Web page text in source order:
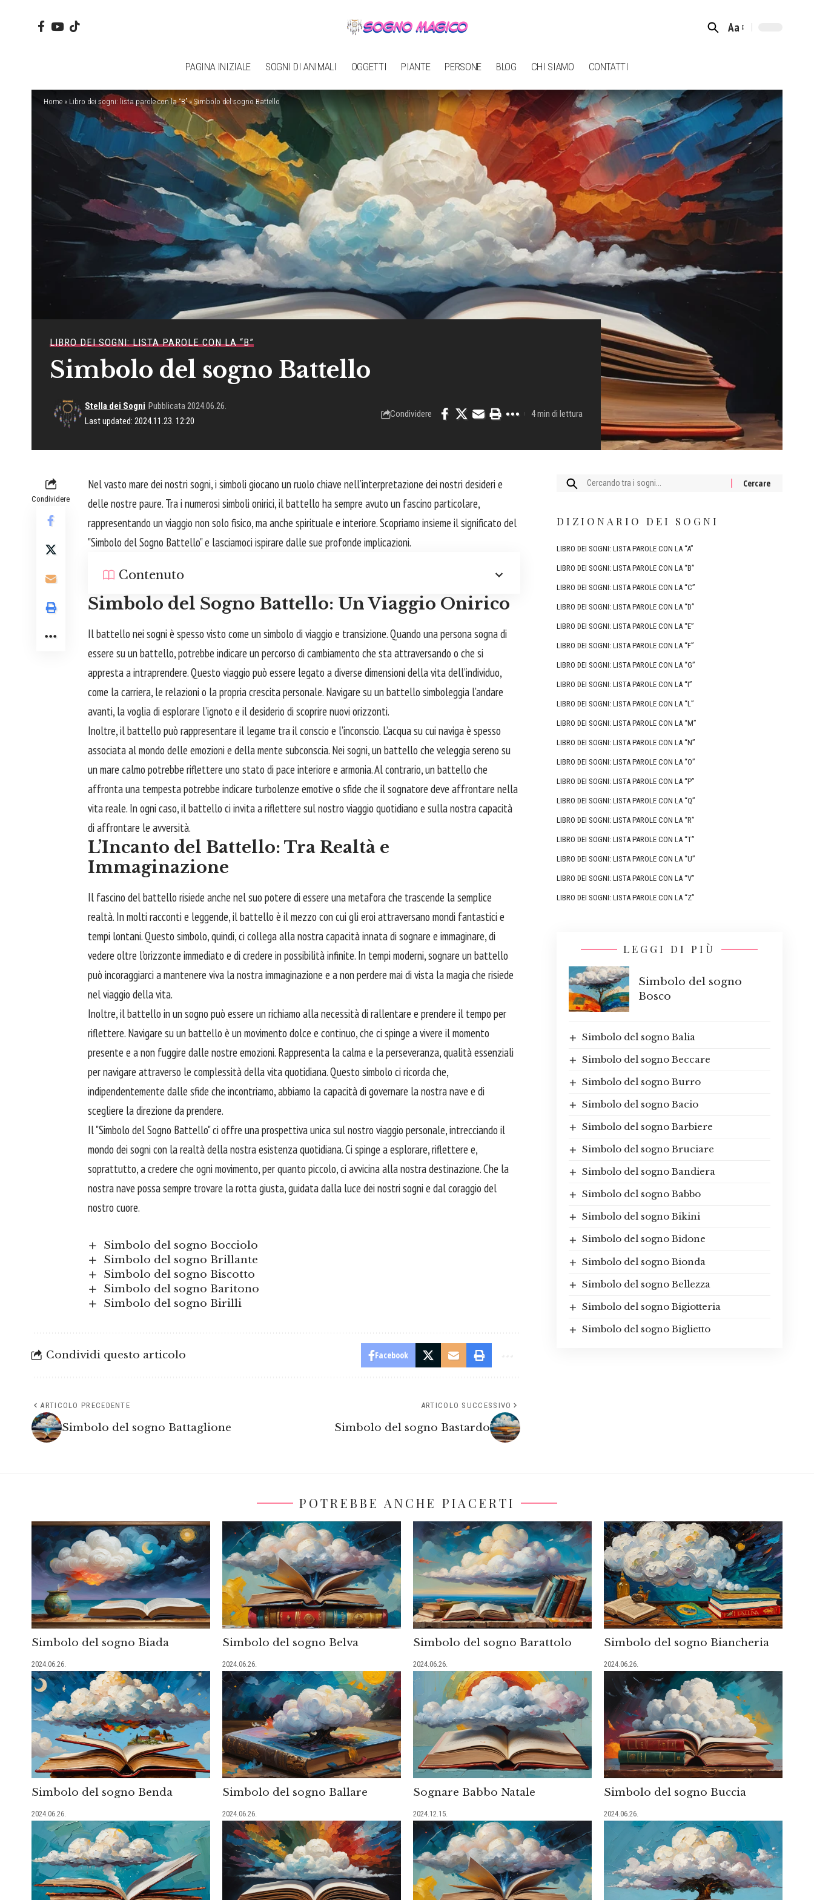
Font
Aa
PAGINA INIZIALE SOGNI DI ANIMALI OGGETTI PIANTE PERSONE BLOG CHI SIAMO CONTATTI
Home » Libro dei sogni: lista parole con la “B”»Simbolo del sogno Battello
LIBRO DEI SOGNI: LISTA PAROLE CON LA “B”
Simbolo del sogno Battello
Last updated: 2024.11.23. 12:20
Stella dei Sogni Pubblicata 2024.06.26.
Condividere 4 min di lettura
Condividere
Nel vasto mare dei nostri sogni, i simboli giocano un ruolo chiave nell’interpretazione dei nostri desideri e
delle nostre paure. Tra i numerosi simboli onirici, il battello ha sempre avuto un fascino particolare,
rappresentando un viaggio non solo fisico, ma anche spirituale e interiore. Scopriamo insieme il significato del
"Simbolo del Sogno Battello" e lasciamoci ispirare dalle sue profonde implicazioni.
Contenuto
Simbolo del Sogno Battello: Un Viaggio Onirico
Il battello nei sogni è spesso visto come un simbolo di viaggio e transizione. Quando una persona sogna di
essere su un battello, potrebbe indicare un percorso di cambiamento che sta attraversando o che si
appresta a intraprendere. Questo viaggio può essere legato a diverse dimensioni della vita dell’individuo,
come la carriera, le relazioni o la propria crescita personale. Navigare su un battello simboleggia l’andare
avanti, la voglia di esplorare l’ignoto e il desiderio di scoprire nuovi orizzonti.
Inoltre, il battello può rappresentare il legame tra il conscio e l’inconscio. L’acqua su cui naviga è spesso
associata al mondo delle emozioni e della mente subconscia. Nei sogni, un battello che veleggia sereno su
un mare calmo potrebbe riflettere uno stato di pace interiore e armonia. Al contrario, un battello che
affronta una tempesta potrebbe indicare turbolenze emotive o sfide che il sognatore deve affrontare nella
vita reale. In ogni caso, il battello ci invita a riflettere sul nostro viaggio quotidiano e sulla nostra capacità
di affrontare le avversità.
L’Incanto del Battello: Tra Realtà e
Immaginazione
Il fascino del battello risiede anche nel suo potere di essere una metafora che trascende la semplice
realtà. In molti racconti e leggende, il battello è il mezzo con cui gli eroi attraversano mondi fantastici e
tempi lontani. Questo simbolo, quindi, ci collega alla nostra capacità innata disognare e immaginare, di
vedere oltre l’orizzonte immediato e di credere in possibilità infinite. In tempi moderni, sognare un battello
può incoraggiarci a mantenere viva la nostra immaginazione e a non perdere mai di vista la magia che risiede
nel viaggio della vita.
Inoltre, il battello in un sogno può essere un richiamo alla necessità di rallentare e prendere il tempo per
riflettere. Navigare su un battello è un movimento dolce e continuo, che ci spinge a vivere il momento
presente e a non fuggire dalle nostre emozioni. Rappresenta la calma e la perseveranza, qualità essenziali
per navigare attraverso le complessità della vita quotidiana. Questo simbolo ci ricorda che,
indipendentemente dalle sfide che incontriamo, abbiamo la capacità di governare la nostra nave e di
scegliere la direzione da prendere.
Il "Simbolo del Sogno Battello" ci offre una prospettiva unica sul nostro viaggio personale, intrecciando il
mondo dei sogni con la realtà della nostra esistenza quotidiana. Ci spinge a esplorare, riflettere e,
soprattutto, a credere che ogni movimento, per quanto piccolo, ci avvicina alla nostra destinazione. Che la
nostra nave possa sempre trovare la rotta giusta, guidata dalla luce dei nostri sogni e dal coraggio del
nostro cuore.
Simbolo del sogno Bocciolo
Simbolo del sogno Brillante
Simbolo del sogno Biscotto
Simbolo del sogno Baritono
Simbolo del sogno Birilli
Condividi questo articolo Facebook
ARTICOLO PRECEDENTE
Simbolo del sogno Battaglione
ARTICOLO SUCCESSIVO
Simbolo del sogno Bastardo
Cercare:
DIZIONARIO DEI SOGNI
LIBRO DEI SOGNI: LISTA PAROLE CON LA “A”
LIBRO DEI SOGNI: LISTA PAROLE CON LA “B”
LIBRO DEI SOGNI: LISTA PAROLE CON LA “C”
LIBRO DEI SOGNI: LISTA PAROLE CON LA “D”
LIBRO DEI SOGNI: LISTA PAROLE CON LA “E”
LIBRO DEI SOGNI: LISTA PAROLE CON LA “F”
LIBRO DEI SOGNI: LISTA PAROLE CON LA “G”
LIBRO DEI SOGNI: LISTA PAROLE CON LA “I”
LIBRO DEI SOGNI: LISTA PAROLE CON LA “L”
LIBRO DEI SOGNI: LISTA PAROLE CON LA “M”
LIBRO DEI SOGNI: LISTA PAROLE CON LA “N”
LIBRO DEI SOGNI: LISTA PAROLE CON LA “O”
LIBRO DEI SOGNI: LISTA PAROLE CON LA “P”
LIBRO DEI SOGNI: LISTA PAROLE CON LA “Q”
LIBRO DEI SOGNI: LISTA PAROLE CON LA “R”
LIBRO DEI SOGNI: LISTA PAROLE CON LA “T”
LIBRO DEI SOGNI: LISTA PAROLE CON LA “U”
LIBRO DEI SOGNI: LISTA PAROLE CON LA “V”
LIBRO DEI SOGNI: LISTA PAROLE CON LA “Z”
LEGGI DI PIÙ
Simbolo del sogno
Bosco
Simbolo del sogno Balia
Simbolo del sogno Beccare
Simbolo del sogno Burro
Simbolo del sogno Bacio
Simbolo del sogno Barbiere
Simbolo del sogno Bruciare
Simbolo del sogno Bandiera
Simbolo del sogno Babbo
Simbolo del sogno Bikini
Simbolo del sogno Bidone
Simbolo del sogno Bionda
Simbolo del sogno Bellezza
Simbolo del sogno Bigiotteria
Simbolo del sogno Biglietto
POTREBBE ANCHE PIACERTI
Simbolo del sogno Biada
2024.06.26.
Simbolo del sogno Belva
2024.06.26.
Simbolo del sogno Barattolo
2024.06.26.
Simbolo del sogno Biancheria
2024.06.26.
Simbolo del sogno Benda
2024.06.26.
Simbolo del sogno Ballare
2024.06.26.
Sognare Babbo Natale
2024.12.15.
Simbolo del sogno Buccia
2024.06.26.